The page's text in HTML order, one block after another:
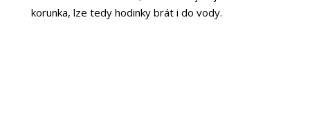
korunka, lze tedy hodinky brát i do vody.